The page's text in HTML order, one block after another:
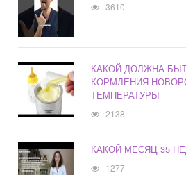
3610
КАКОЙ ДОЛЖНА
КОРМЛЕНИЯ
ТЕМПЕРАТУРЫ
2138
КАКОЙ МЕСЯЦ 35
1277